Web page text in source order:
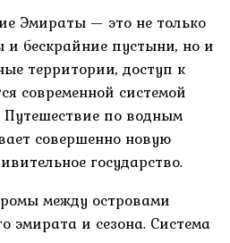
Эмираты — это не только
и бескрайние пустыни, но и
территории, доступ к
современной системой
по водным
совершенно новую
государство.
между островами
эмирата и сезона. Система